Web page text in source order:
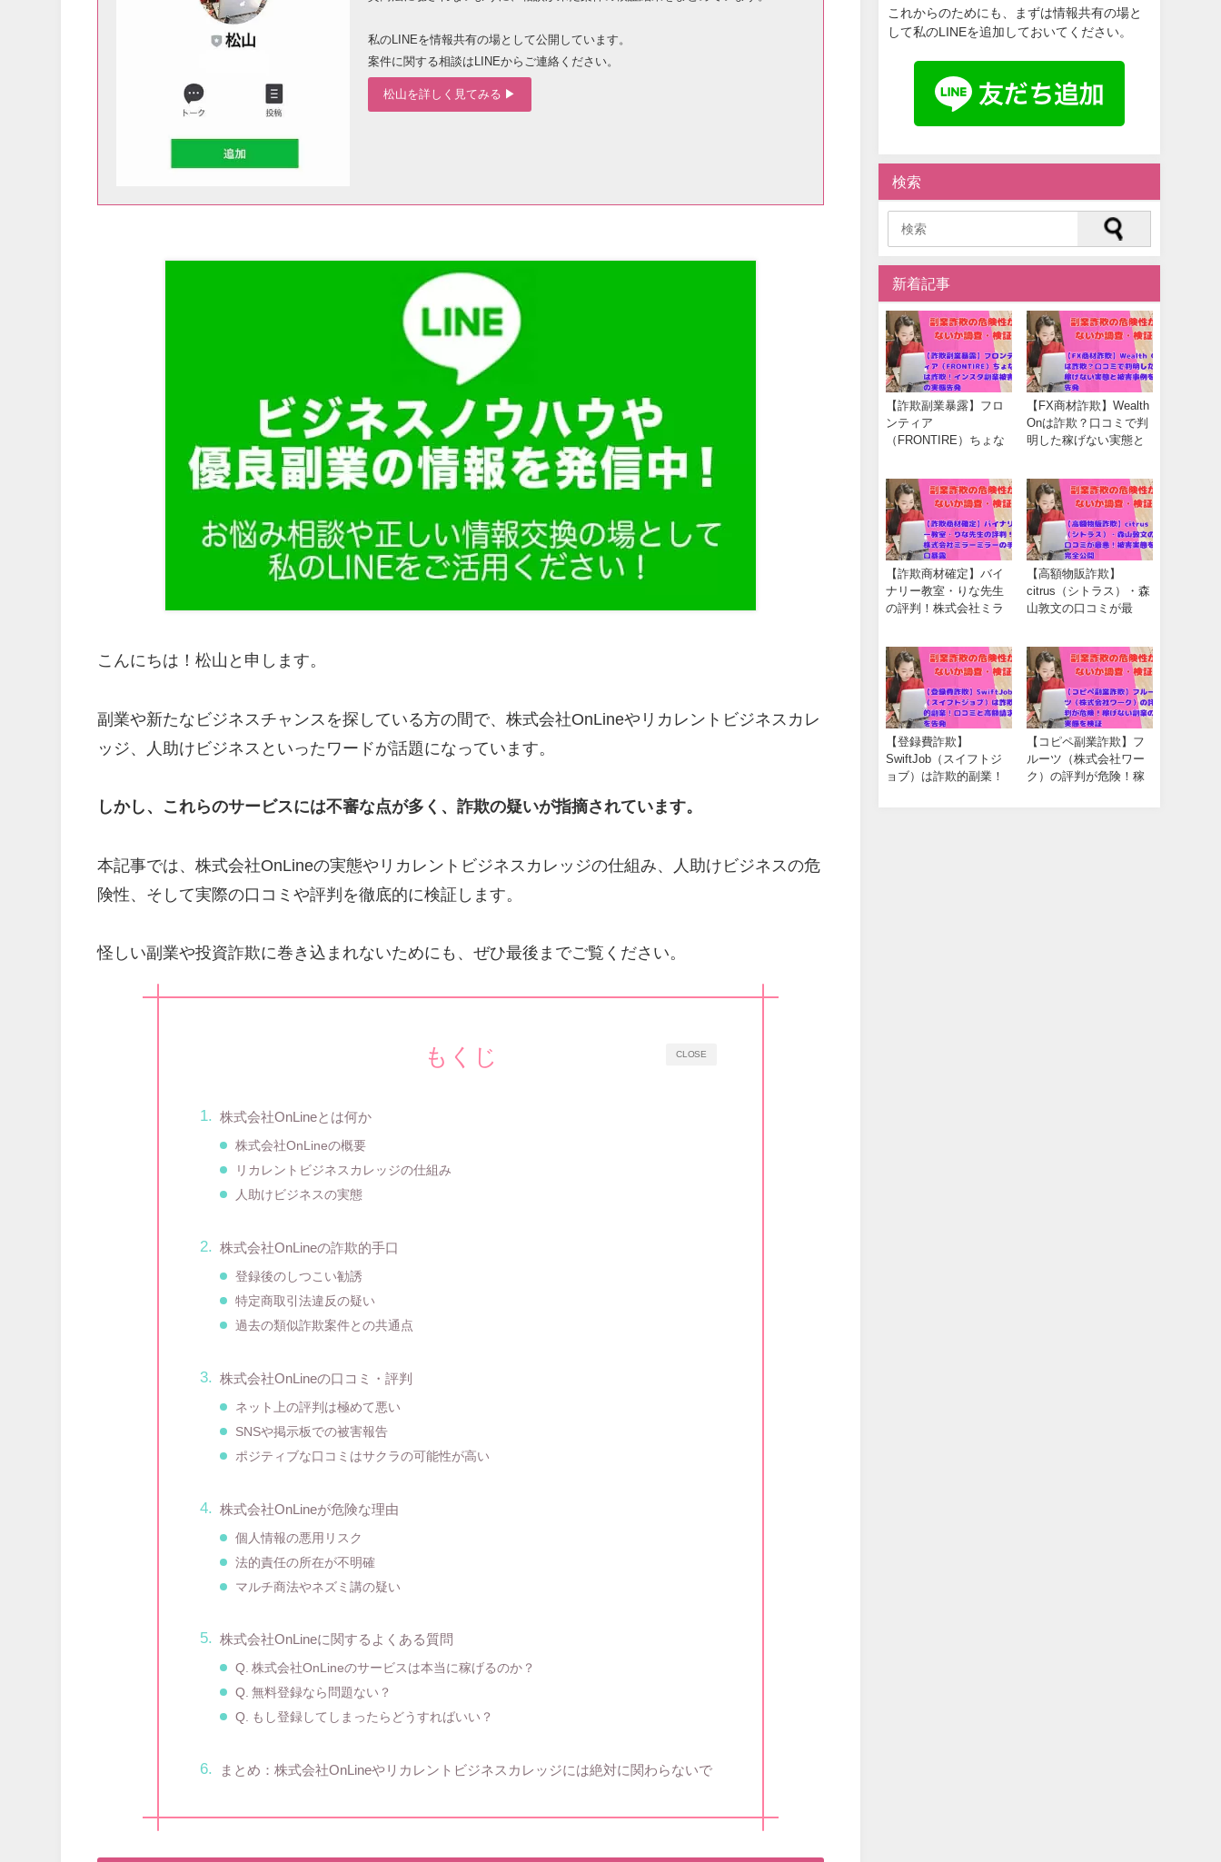
私のLINEを情報共有の場として公開しています。
案件に関する相談はLINEからご連絡ください。
松山を詳しく見てみる ▶︎
こんにちは！松山と申します。
副業や新たなビジネスチャンスを探している方の間で、株式会社OnLineやリカレントビジネスカレ
ッジ、人助けビジネスといったワードが話題になっています。
しかし、これらのサービスには不審な点が多く、詐欺の疑いが指摘されています。
本記事では、株式会社OnLineの実態やリカレントビジネスカレッジの仕組み、人助けビジネスの危
険性、そして実際の口コミや評判を徹底的に検証します。
怪しい副業や投資詐欺に巻き込まれないためにも、ぜひ最後までご覧ください。
CLOSE
もくじ
株式会社OnLineとは何か
株式会社OnLineの概要
リカレントビジネスカレッジの仕組み
人助けビジネスの実態
株式会社OnLineの詐欺的手口
登録後のしつこい勧誘
特定商取引法違反の疑い
過去の類似詐欺案件との共通点
株式会社OnLineの口コミ・評判
ネット上の評判は極めて悪い
SNSや掲示板での被害報告
ポジティブな口コミはサクラの可能性が高い
株式会社OnLineが危険な理由
個人情報の悪用リスク
法的責任の所在が不明確
マルチ商法やネズミ講の疑い
株式会社OnLineに関するよくある質問
Q. 株式会社OnLineのサービスは本当に稼げるのか？
Q. 無料登録なら問題ない？
Q. もし登録してしまったらどうすればいい？
まとめ：株式会社OnLineやリカレントビジネスカレッジには絶対に関わらないで
これからのためにも、まずは情報共有の場と
して私のLINEを追加しておいてください。
検索
新着記事
【詐欺副業暴露】フロ
ンティア
（FRONTIRE）ちょな
【FX商材詐欺】Wealth
Onは詐欺？口コミで判
明した稼げない実態と
【詐欺商材確定】バイ
ナリー教室・りな先生
の評判！株式会社ミラ
【高額物販詐欺】
citrus（シトラス）・森
山敦文の口コミが最
【登録費詐欺】
SwiftJob（スイフトジ
ョブ）は詐欺的副業！
【コピペ副業詐欺】フ
ルーツ（株式会社ワー
ク）の評判が危険！稼